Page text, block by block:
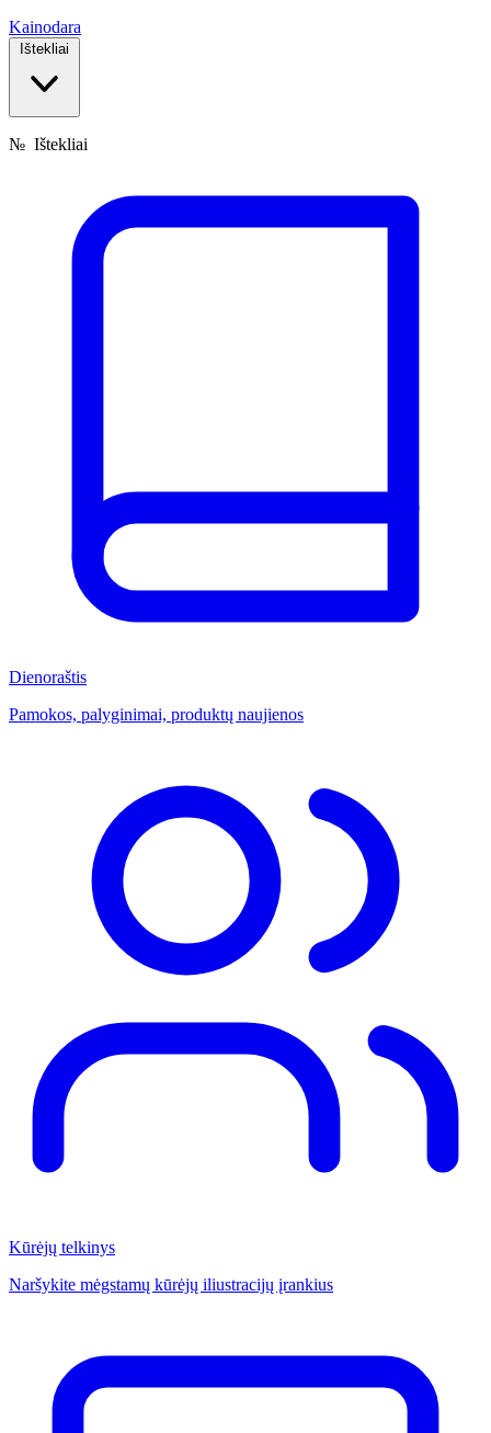
Kainodara
Ištekliai
№ Ištekliai
Dienoraštis
Pamokos, palyginimai, produktų naujienos
Kūrėjų telkinys
Naršykite mėgstamų kūrėjų iliustracijų įrankius